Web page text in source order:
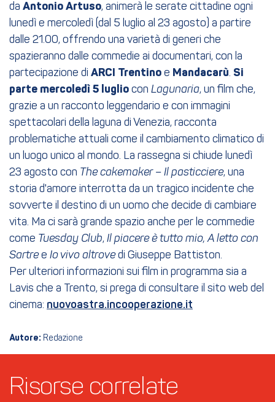
da Antonio Artuso, animerà le serate cittadine ogni
lunedì e mercoledì (dal 5 luglio al 23 agosto) a partire
dalle 21.00, offrendo una varietà di generi che
spazieranno dalle commedie ai documentari, con la
partecipazione di ARCI Trentino e Mandacarù. Si
parte mercoledì 5 luglio con Lagunaria, un film che,
grazie a un racconto leggendario e con immagini
spettacolari della laguna di Venezia, racconta
problematiche attuali come il cambiamento climatico di
un luogo unico al mondo. La rassegna si chiude lunedì
23 agosto con The cakemaker – Il pasticciere, una
storia d'amore interrotta da un tragico incidente che
sovverte il destino di un uomo che decide di cambiare
vita. Ma ci sarà grande spazio anche per le commedie
come Tuesday Club, Il piacere è tutto mio, A letto con
Sartree Io vivo altrovedi Giuseppe Battiston.
Per ulteriori informazioni sui film in programma sia a
Lavis che a Trento, si prega di consultare il sito web del
cinema: nuovoastra.incooperazione.it
Autore: Redazione
Risorse correlate